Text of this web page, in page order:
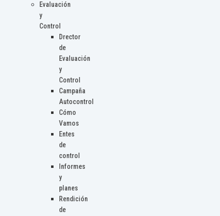
Evaluación
y
Control
Drector
de
Evaluación
y
Control
Campaña
Autocontrol
Cómo
Vamos
Entes
de
control
Informes
y
planes
Rendición
de